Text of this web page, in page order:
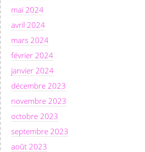
mai 2024
avril 2024
mars 2024
février 2024
janvier 2024
décembre 2023
novembre 2023
octobre 2023
septembre 2023
août 2023